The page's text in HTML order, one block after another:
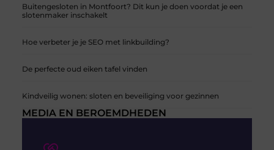
Buitengesloten in Montfoort? Dit kun je doen voordat je een
slotenmaker inschakelt
Hoe verbeter je je SEO met linkbuilding?
De perfecte oud eiken tafel vinden
Kindveilig wonen: sloten en beveiliging voor gezinnen
MEDIA EN BEROEMDHEDEN